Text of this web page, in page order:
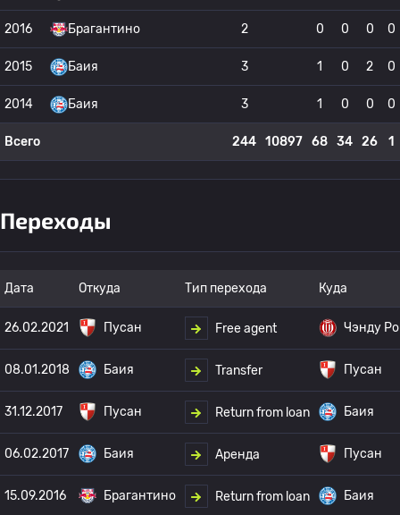
2016 Брагантино 2 0 0 0 0
2015 Баия 3 1 0 2 0
2014 Баия 3 1 0 0 0
Всего 244 10897 68 34 26 1
Переходы
Дата Откуда Тип перехода Куда
26.02.2021 Пусан Free agent Чэнду
08.01.2018 Баия Transfer Пусан
31.12.2017 Пусан Return from loan Баия
06.02.2017 Баия Аренда Пусан
15.09.2016 Брагантино Return from loan Баия